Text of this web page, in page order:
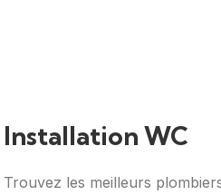
Installation WC
Trouvez les meilleurs